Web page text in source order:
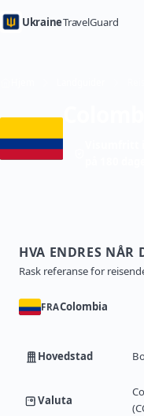
UkraineTravelGuard
HVA ENDRES NÅR
Rask referanse for
FRAColombia
Hovedstad
Valuta